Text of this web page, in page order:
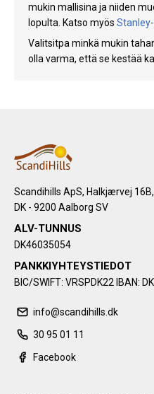
mukin mallisina ja niiden
lopulta. Katso myös
Valitsitpa minkä mukin
olla varma, että se kestää
Scandihills ApS, Halkjærvej 16B,
DK - 9200 Aalborg SV
ALV-TUNNUS
DK46035054
PANKKIYHTEYSTIEDOT
BIC/SWIFT: VRSPDK22 IBAN:
info@scandihills.dk
30 95 01 11
Facebook